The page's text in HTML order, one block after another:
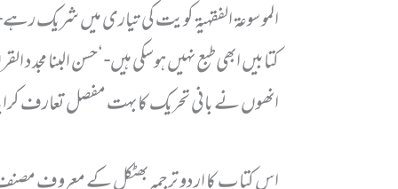
الموسوعۃ الفقہیۃ کویت کی تیاری میں شریک
کتابیں ابھی طبع نہیں ہوسکی ہیں- ‘حسن البنا
انھوں نے بانی تحریک کا بہت مفصل تعارف